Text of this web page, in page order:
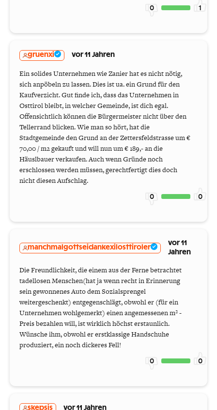
0 1
gruenxi vor 11 Jahren
Ein solides Unternehmen wie Zanier hat es nicht nötig,
sich anpöbeln zu lassen. Dies ist ua. ein Grund für den
Kaufverzicht. Gut finde ich, dass das Unternehmen in
Osttirol bleibt, in welcher Gemeinde, ist dich egal.
Offensichtlich können die Bürgermeister nicht über den
Tellerrand blicken. Wie man so hört, hat die
Stadtgemeinde den Grund an der Zettersfeldstrasse um €
70,00 / m2 gekauft und will nun um € 189,- an die
Häuslbauer verkaufen. Auch wenn Gründe noch
erschlossen werden müssen, gerechtfertigt dies doch
nicht diesen Aufschlag.
0 0
manchmalgottseidankexilosttiroler
vor 11
Jahren
Die Freundlichkeit, die einem aus der Ferne betrachtet
tadellosen Menschen(hat ja wenn recht in Erinnerung
sein gewonnenes Auto dem Sozialsprengel
weitergeschenkt) entgegenschlägt, obwohl er (für ein
Unternehmen wohlgemerkt) einen angemessenen m² -
Preis bezahlen will, ist wirklich höchst erstaunlich.
Wünsche ihm, obwohl er erstklassige Handschuhe
produziert, ein noch dickeres Fell!
0 0
skepsis vor 11 Jahren